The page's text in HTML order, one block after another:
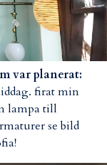
var planerat:
firat min
lampa till
se bild